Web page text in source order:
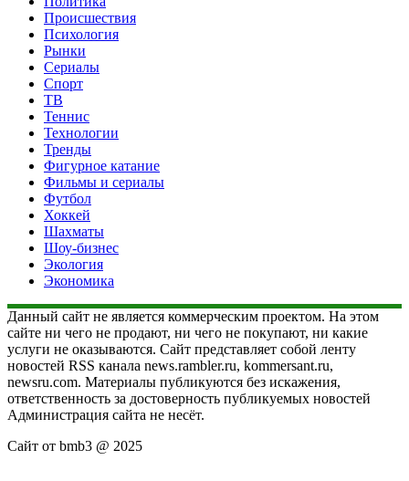
Происшествия
Психология
Рынки
Сериалы
Спорт
ТВ
Теннис
Технологии
Тренды
Фигурное катание
Фильмы и сериалы
Футбол
Хоккей
Шахматы
Шоу-бизнес
Экология
Экономика
Данный сайт не является коммерческим проектом. На этом
сайте ни чего не продают, ни чего не покупают, ни какие
услуги не оказываются. Сайт представляет собой ленту
новостей RSS канала news.rambler.ru, kommersant.ru,
newsru.com. Материалы публикуются без искажения,
ответственность за достоверность публикуемых новостей
Администрация сайта не несёт.
Сайт от bmb3 @ 2025